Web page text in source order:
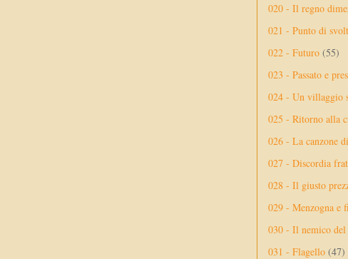
020 - Il regno
021 - Punto di
022 - Futuro (55)
023 - Passato e
024 - Un villaggio
025 - Ritorno alla
026 - La canzone
027 - Discordia
028 - Il giusto
029 - Menzogna e
030 - Il nemico
031 - Flagello (47)